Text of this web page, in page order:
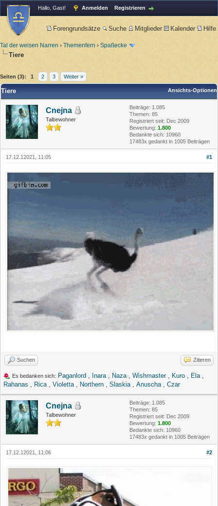
Hallo, Gast! Anmelden Registrieren
Forengrundsätze Suche Mitglieder Kalender Hilfe
Tal der weisen Narren › Themenfern › Spaßecke
Tiere
Seiten (3): 1 2 3 Weiter »
Ansichts-Optionen
Tiere
Cnejna
Talbewohner
Beiträge: 1.085
Themen: 85
Registriert seit: Dec 2009
Bewertung: 1.800
Bedankte sich: 10960
17483x gedankt in 1005 Beiträgen
#1
17.12.12021, 11:05
Suchen Zitieren
Es bedanken sich: Paganlord Inara Naza Wishmaster, Kuro Ela
Rahanas
Rica Violetta Northern Slaskia Anuscha Czar
Cnejna
Talbewohner
Beiträge: 1.085
Themen: 85
Registriert seit: Dec 2009
Bewertung: 1.800
Bedankte sich: 10960
17483x gedankt in 1005 Beiträgen
#2
17.12.12021, 11:06